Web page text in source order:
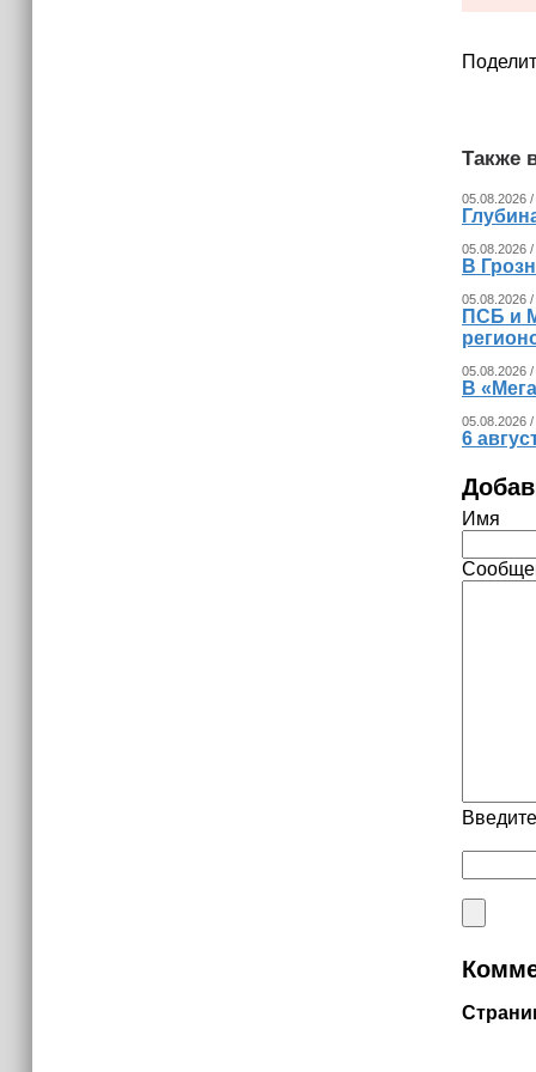
Также
05.08.2026
05.08.2026
В
05.08.2026 /
ПСБ и
05.08.2026
В
05.08.2026
6
Имя